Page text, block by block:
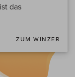
das
ZUM WINZER